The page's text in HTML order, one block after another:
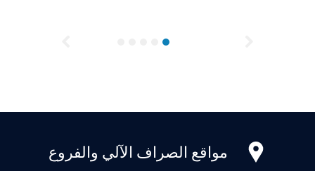
مواقع الصراف الآلي والفروع